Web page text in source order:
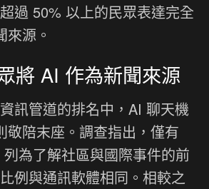
過 50% 以上的民眾表達完全
源。
將 AI 作為新聞來源
訊管道的排名中，AI 聊天機
敬陪末座。調查指出，僅有
為了解社區與國際事件的前
例與通訊軟體相同。相較之